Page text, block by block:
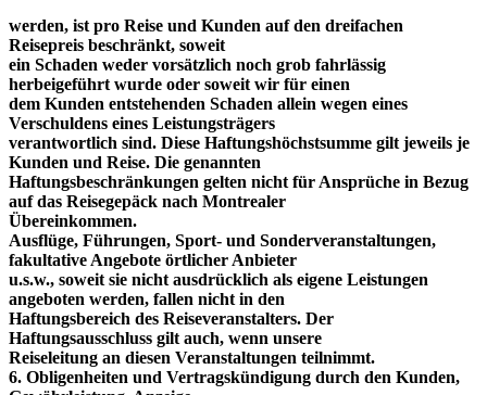
werden, ist pro Reise und Kunden auf den dreifachen
Reisepreis beschränkt, soweit
ein Schaden weder vorsätzlich noch grob fahrlässig
herbeigeführt wurde oder soweit wir für einen
dem Kunden entstehenden Schaden allein wegen eines
Verschuldens eines Leistungsträgers
verantwortlich sind. Diese Haftungshöchstsumme gilt jeweils je
Kunden und Reise. Die genannten
Haftungsbeschränkungen gelten nicht für Ansprüche in Bezug
auf das Reisegepäck nach Montrealer
Übereinkommen.
Ausflüge, Führungen, Sport- und Sonderveranstaltungen,
fakultative Angebote örtlicher Anbieter
u.s.w., soweit sie nicht ausdrücklich als eigene Leistungen
angeboten werden, fallen nicht in den
Haftungsbereich des Reiseveranstalters. Der
Haftungsausschluss gilt auch, wenn unsere
Reiseleitung an diesen Veranstaltungen teilnimmt.
6. Obligenheiten und Vertragskündigung durch den Kunden,